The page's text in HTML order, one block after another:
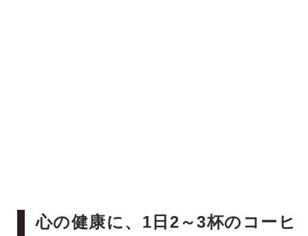
心の健康に、1日2～3杯のコーヒ